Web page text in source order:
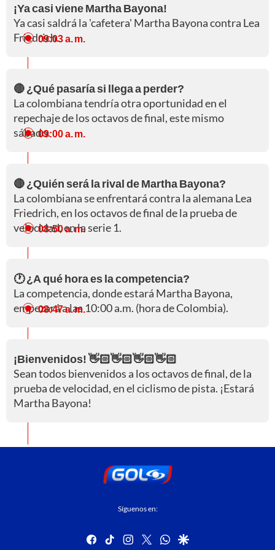
¡Ya casi viene Martha Bayona!
Ya casi saldrá la 'cafetera' Martha Bayona contra Lea
Friedrich.09:03 a. m.
🔴 ¿Qué pasaría si llega a perder?
La colombiana tendría otra oportunidad en el
repechaje de los octavos de final, este mismo
sábado.09:00 a. m.
🔴 ¿Quién será la rival de Martha Bayona?
La colombiana se enfrentará contra la alemana Lea
Friedrich, en los octavos de final de la prueba de
velocidad, en la serie 1.
08:50 a. m.
🕐 ¿A qué hora es la competencia?
La competencia, donde estará Martha Bayona,
empezará a las 10:00 a.m. (hora de Colombia).
08:47 a. m.
¡Bienvenidos! 👋🏻👋🏻👋🏻👋🏻
Sean todos bienvenidos a los octavos de final, de la
prueba de velocidad, en el ciclismo de pista. ¡Estará
Martha Bayona!
Síguenos en:
facebook
tiktok instagram
twitterwhatsapp
google